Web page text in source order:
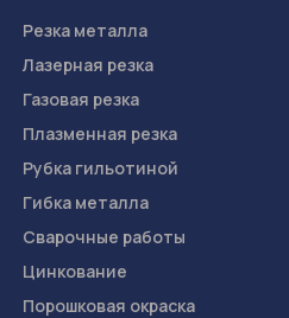
Резка металла
Лазерная резка
Газовая резка
Плазменная резка
Рубка гильотиной
Гибка металла
Сварочные работы
Цинкование
Порошковая окраска